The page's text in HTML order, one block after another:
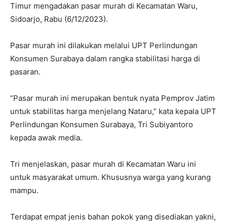
Timur mengadakan pasar murah di Kecamatan Waru,
Sidoarjo, Rabu (6/12/2023).
Pasar murah ini dilakukan melalui UPT Perlindungan
Konsumen Surabaya dalam rangka stabilitasi harga di
pasaran.
“Pasar murah ini merupakan bentuk nyata Pemprov Jatim
untuk stabilitas harga menjelang Nataru,” kata kepala UPT
Perlindungan Konsumen Surabaya, Tri Subiyantoro
kepada awak media.
Tri menjelaskan, pasar murah di Kecamatan Waru ini
untuk masyarakat umum. Khususnya warga yang kurang
mampu.
Terdapat empat jenis bahan pokok yang disediakan yakni,